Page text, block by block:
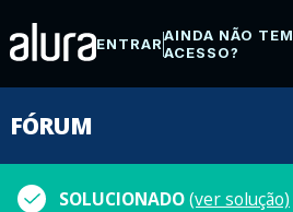
ENTRARAINDA NÃO TEM
ACESSO?
FÓRUM
SOLUCIONADO(ver solução)